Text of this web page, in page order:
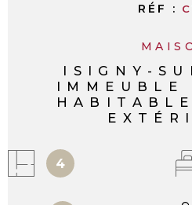
RÉF :
ISIGNY-
IMMEUBLE
4